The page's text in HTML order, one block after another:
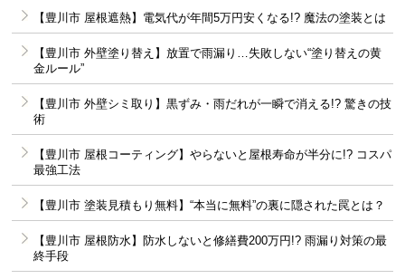
【豊川市 屋根遮熱】電気代が年間5万円安くなる!? 魔法の塗装とは
【豊川市 外壁塗り替え】放置で雨漏り…失敗しない“塗り替えの黄
金ルール”
【豊川市 外壁シミ取り】黒ずみ・雨だれが一瞬で消える!? 驚きの技
術
【豊川市 屋根コーティング】やらないと屋根寿命が半分に!? コスパ
最強工法
【豊川市 塗装見積もり無料】“本当に無料”の裏に隠された罠とは？
【豊川市 屋根防水】防水しないと修繕費200万円!? 雨漏り対策の最
終手段